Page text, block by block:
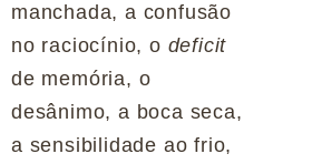
manchada, a confusão
no raciocínio, o deficit
de memória, o
desânimo, a boca seca,
a sensibilidade ao frio,